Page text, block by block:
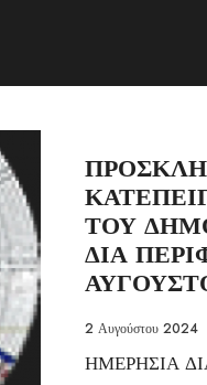
ΤΟΥ
ΔΙΑ
2 Αυγούστου 2024
ΗΜΕΡΗΣΙΑ